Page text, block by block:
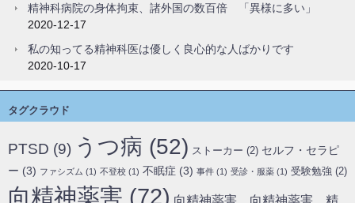
精神科病院の身体拘束、諸外国の数百倍 「異様に多い」
2020-12-17
私の知ってる精神科医は優しく良心的な人ばかりです
2020-10-17
タグクラウド
PTSD (9) うつ病 (52) ストーカー (2) セルフ・セラピ
ー (3) ファシズム (1) 不登校 (1) 不眠症 (3) 事件 (1) 受診・服薬 (1) 受験勉強 (2)
向精神薬害 (72) 向精神薬害、向精神薬害、精